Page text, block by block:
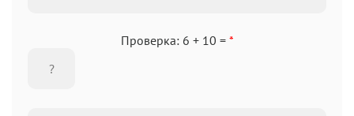
Проверка: 6 + 10 = *